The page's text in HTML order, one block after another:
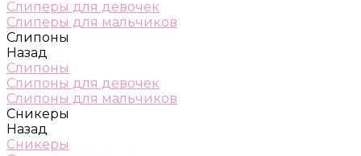
Слиперы для девочек
Слиперы для мальчиков
Слипоны
Назад
Слипоны
Слипоны для девочек
Слипоны для мальчиков
Сникеры
Назад
Сникеры